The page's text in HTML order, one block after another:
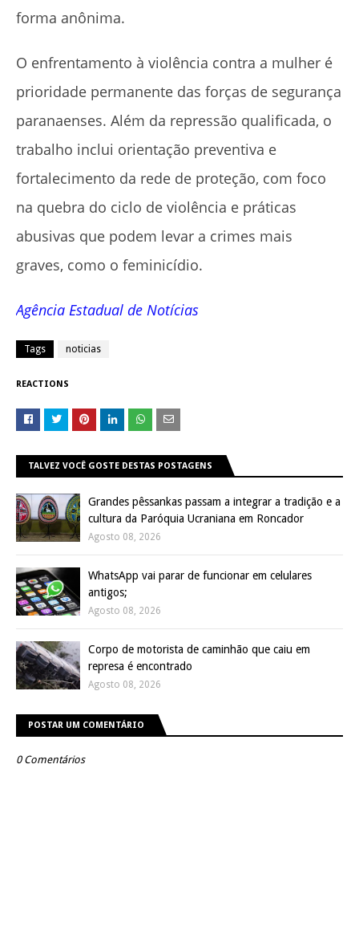
forma anônima.
O enfrentamento à violência contra a mulher é
prioridade permanente das forças de segurança
paranaenses. Além da repressão qualificada, o
trabalho inclui orientação preventiva e
fortalecimento da rede de proteção, com foco
na quebra do ciclo de violência e práticas
abusivas que podem levar a crimes mais
graves, como o feminicídio.
Agência Estadual de Notícias
Tags noticias
REACTIONS
TALVEZ VOCÊ GOSTE DESTAS POSTAGENS
Grandes pêssankas passam a integrar a tradição e a
cultura da Paróquia Ucraniana em Roncador
Agosto 08, 2026
WhatsApp vai parar de funcionar em celulares
antigos;
Agosto 08, 2026
Corpo de motorista de caminhão que caiu em
represa é encontrado
Agosto 08, 2026
POSTAR UM COMENTÁRIO
0 Comentários